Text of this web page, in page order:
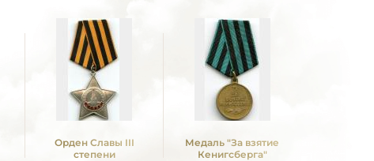
Орден Славы III
степени
Медаль "За взятие
Кенигсберга"